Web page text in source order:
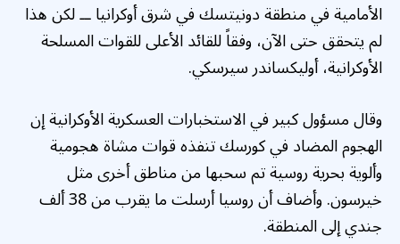
الأمامية في منطقة دونيتسك في شرق أوكرانيا ــ لكن هذا
لم يتحقق حتى الآن، وفقاً للقائد الأعلى للقوات المسلحة
الأوكرانية، أوليكساندر سيرسكي.
وقال مسؤول كبير في الاستخبارات العسكرية الأوكرانية إن
الهجوم المضاد في كورسك تنفذه قوات مشاة هجومية
وألوية بحرية روسية تم سحبها من مناطق أخرى مثل
خيرسون. وأضاف أن روسيا أرسلت ما يقرب من 38 ألف
جندي إلى المنطقة.